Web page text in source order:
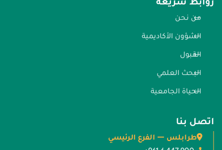
من نحن
الشؤون الأكاديمية
القبول
البحث العلمي
الحياة الجامعية
اتصل بنا
طرابلس — الفرع الرئيسي